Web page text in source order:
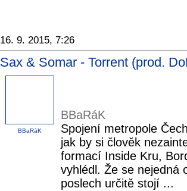
16. 9. 2015, 7:26
Sax & Somar - Torrent (prod.
BBaRáK
BBaRáK
Spojení metropole
jak by si člověk
formací Inside Kru,
vyhlédl. Že se nejedná
poslech určitě stojí ...